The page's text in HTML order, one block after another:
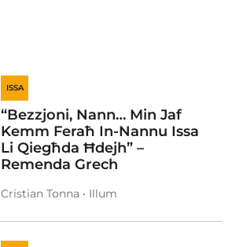
ISSA
“Bezzjoni, Nann… Min Jaf
Kemm Feraħ In-Nannu Issa
Li Qiegħda Ħdejh” –
Remenda Grech
Cristian Tonna • Illum